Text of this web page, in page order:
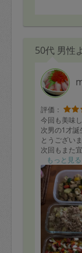
50代 男性
評価：
今回も美味
次男の1才
とうござい
次回もまた
もっと見る